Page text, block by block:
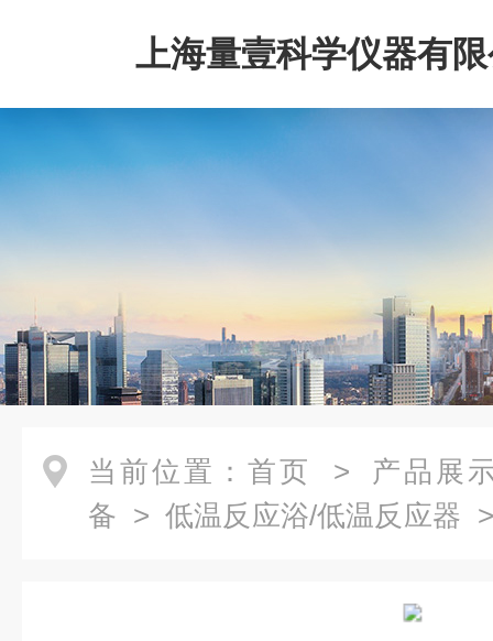
上海量壹科学仪器有
当前位置： 首页 > 产品展
备 > 低温反应浴/低温反应器